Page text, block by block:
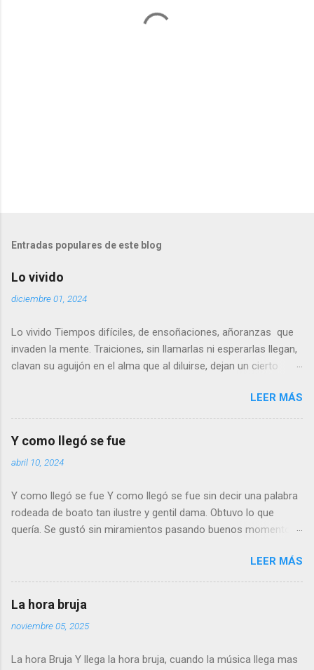
Entradas populares de este blog
Lo vivido
diciembre 01, 2024
Lo vivido Tiempos difíciles, de ensoñaciones, añoranzas que
invaden la mente. Traiciones, sin llamarlas ni esperarlas llegan,
clavan su aguijón en el alma que al diluirse, dejan un cierto
dulces, agradables, dejando el amago de una ligera sonrisa.
Otras, parecen sin sentido, casi dolientes, no llegan a ser
reproches, solo un poso de duda. No podemos evitarlo. ¿Juicio
del pasado?. ¿Inconsciente revisión de lo que fue? No lo se, ni
quiero saberlo. Puede que una cura del alma… de lo que esta
LEER MÁS
Y como llegó se fue
abril 10, 2024
Y como llegó se fue Y como llegó se fue sin decir una palabra
rodeada de boato tan ilustre y gentil dama. Obtuvo lo que
quería. Se gustó sin miramientos pasando buenos momentos
su amante, pues de nada le servía Tiempos que engañan
Tiempos que ligeros pasan Tiempos de amor y desvelo que ya
nada significan para dama de altos vuelos. Y como llegó se fue
Sin decir una palabra No importa lo que pasó con tan bella y
gentil dama Rafael Serrano Ruiz 26/2/2022
LEER MÁS
La hora bruja
noviembre 05, 2025
La hora Bruja Y llega la hora bruja, cuando la música llega mas